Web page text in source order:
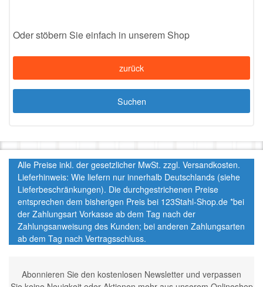
Oder stöbern Sie einfach in unserem Shop
zurück
Suchen
Alle Preise inkl. der gesetzlicher MwSt. zzgl. Versandkosten.
Lieferhinweis: Wie liefern nur innerhalb Deutschlands (siehe
Lieferbeschränkungen). Die durchgestrichenen Preise
entsprechen dem bisherigen Preis bei 123Stahl-Shop.de *bei
der Zahlungsart Vorkasse ab dem Tag nach der
Zahlungsanweisung des Kunden; bei anderen Zahlungsarten
ab dem Tag nach Vertragsschluss.
Abonnieren Sie den kostenlosen Newsletter und verpassen